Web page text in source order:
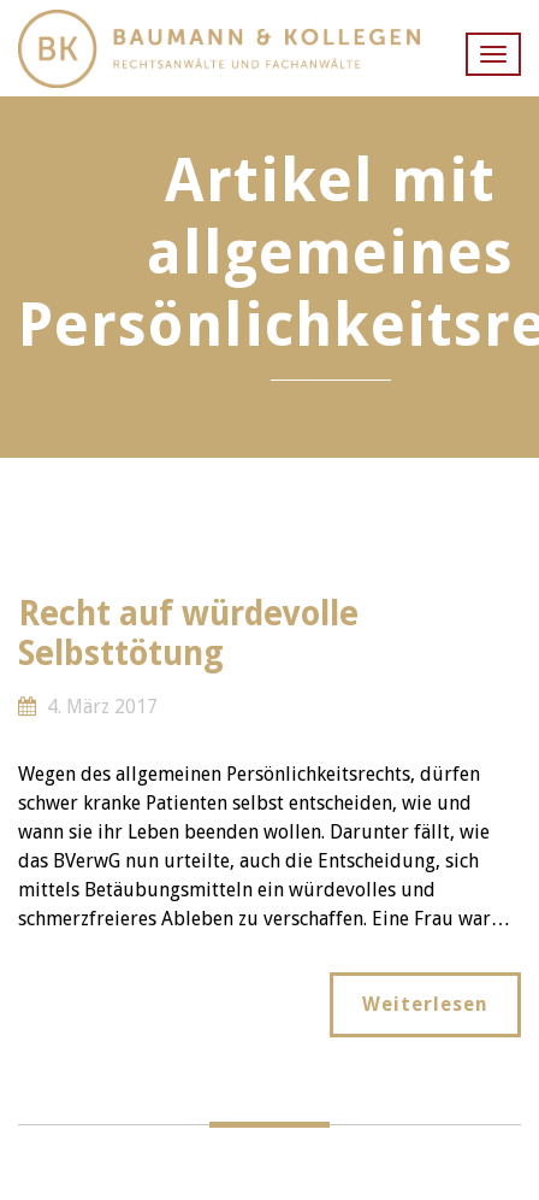
Artikel mit
allgemeines
Recht auf würdevolle
Selbsttötung
4. März 2017
Wegen des allgemeinen Persönlichkeitsrechts, dürfen
schwer kranke Patienten selbst entscheiden, wie und
wann sie ihr Leben beenden wollen. Darunter fällt, wie
das BVerwG nun urteilte, auch die Entscheidung, sich
mittels Betäubungsmitteln ein würdevolles und
schmerzfreieres Ableben zu verschaffen. Eine Frau war…
Weiterlesen